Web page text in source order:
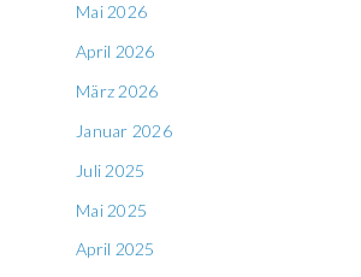
Mai 2026
April 2026
März 2026
Januar 2026
Juli 2025
Mai 2025
April 2025